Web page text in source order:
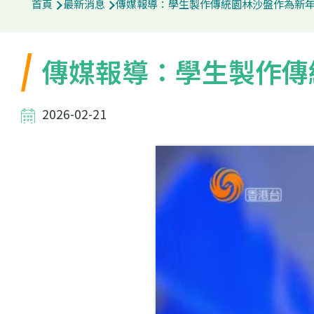
航
結
首頁 最新消息 傳媒報導：學生製作傳統園林沙盤作為新
傳媒報導：學生製作
2026-02-21